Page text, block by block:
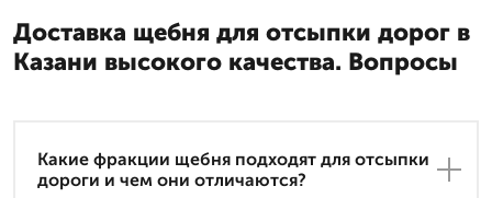
Доставка щебня для отсыпки дорог в
Казани высокого качества. Вопросы
Какие фракции щебня подходят для отсыпки
дороги и чем они отличаются?